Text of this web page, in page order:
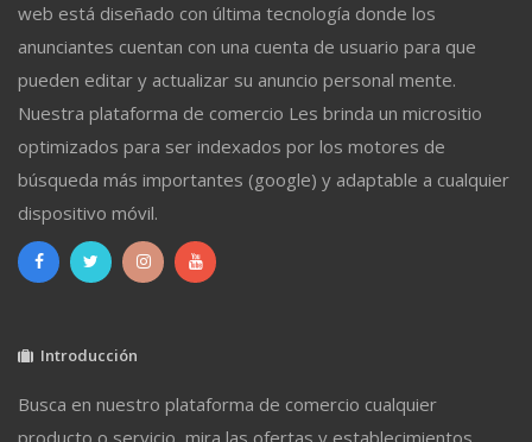
web está diseñado con última tecnología donde los
anunciantes cuentan con una cuenta de usuario para que
pueden editar y actualizar su anuncio personal mente.
Nuestra plataforma de comercio Les brinda un micrositio
optimizados para ser indexados por los motores de
búsqueda más importantes (google) y adaptable a cualquier
dispositivo móvil.
Introducción
Busca en nuestro plataforma de comercio cualquier